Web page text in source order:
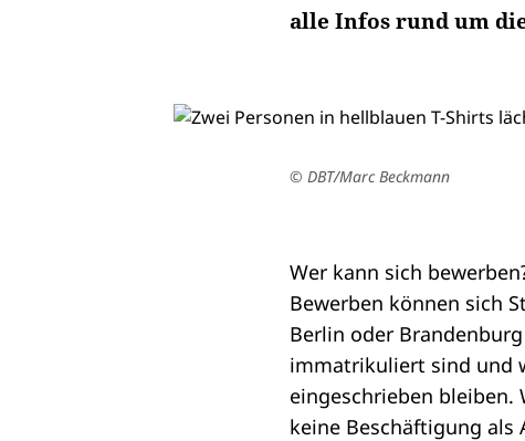
alle Infos rund um
© DBT/Marc Beckmann
Wer kann sich
Bewerben können sich
Berlin oder
immatrikuliert sind und
eingeschrieben
keine Beschäftigung